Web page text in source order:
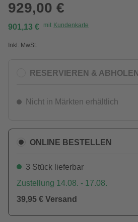
929,00 €
901,13 € mit Kundenkarte
Inkl. MwSt.
RESERVIEREN & ABHOLEN
Nicht in Märkten erhältlich
ONLINE BESTELLEN
3 Stück lieferbar
Zustellung 14.08. - 17.08.
39,95 € Versand